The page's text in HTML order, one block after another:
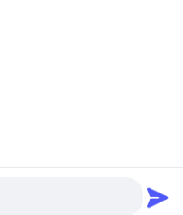
όλα τα πνευματικά